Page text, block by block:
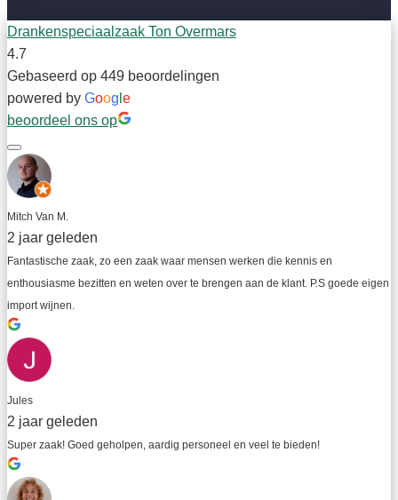
Drankenspeciaalzaak Ton Overmars
4.7
Gebaseerd op 449 beoordelingen
powered by Goog e
beoordeel ons op
Mitch Van M.
2 jaar geleden
Fantastische zaak, zo een zaak waar mensen werken die kennis en
enthousiasme bezitten en weten over te brengen aan de klant. P.S goede eigen
import wijnen.
Jules
2 jaar geleden
Super zaak! Goed geholpen, aardig personeel en veel te bieden!